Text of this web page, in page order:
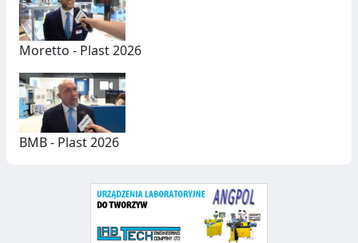
Y
C
H
Moretto - Plast 2026
BMB - Plast 2026